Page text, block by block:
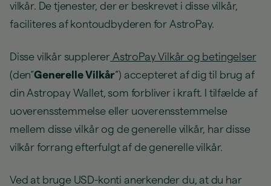
vilkår. De tjenester, der er beskrevet i disse vilkår,
faciliteres af kontoudbyderen for AstroPay.
Disse vilkår supplerer AstroPay Vilkår og betingelser
(den“Generelle Vilkår“) accepteret af dig til brug af
din Astropay Wallet, som forbliver i kraft. I tilfælde af
uoverensstemmelse eller uoverensstemmelse
mellem disse vilkår og de generelle vilkår, har disse
vilkår forrang efterfulgt af de generelle vilkår.
Ved at bruge USD-konti anerkender du, at du har